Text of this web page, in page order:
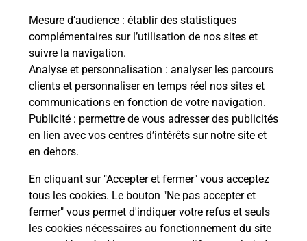
Mesure d’audience : établir des statistiques
complémentaires sur l’utilisation de nos sites et
suivre la navigation.
Analyse et personnalisation : analyser les parcours
clients et personnaliser en temps réel nos sites et
communications en fonction de votre navigation.
Publicité : permettre de vous adresser des publicités
en lien avec vos centres d’intérêts sur notre site et
en dehors.
En cliquant sur "Accepter et fermer" vous acceptez
tous les cookies. Le bouton "Ne pas accepter et
fermer" vous permet d'indiquer votre refus et seuls
les cookies nécessaires au fonctionnement du site
Comment La Poste participe-t-elle
à votre sécurité au quotidien ?
Puis-je passer mon code de la route
avec La Poste et sous quelles
conditions ?
Localiser Liste
Haute-Saône
POLAINCOURT ET CLAIREFONTAINE